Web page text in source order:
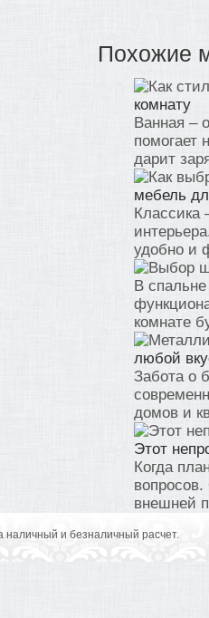
Похожие
комнату
Ванная –
помогает
дарит
мебель
Классика
удобно и
В
комнате
любой
Забота о
домов и
Этот
Когда
внешней
и безналичный расчет.